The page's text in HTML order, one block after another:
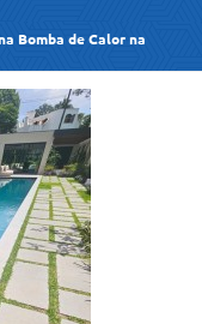
Bomba de Calor na